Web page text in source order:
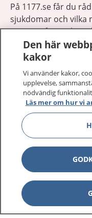
På 1177.se får du
sjukdomar och vilka
Logga in för att läsa
vårdärenden. Ring
sjukvårdsrådgivning
1177 ger dig råd när
1177 på flera språk
Om 1177
Kontakt
Den här
kakor
Vi använder kakor,
upplevelse,
nödvändig
Läs mer om hur vi